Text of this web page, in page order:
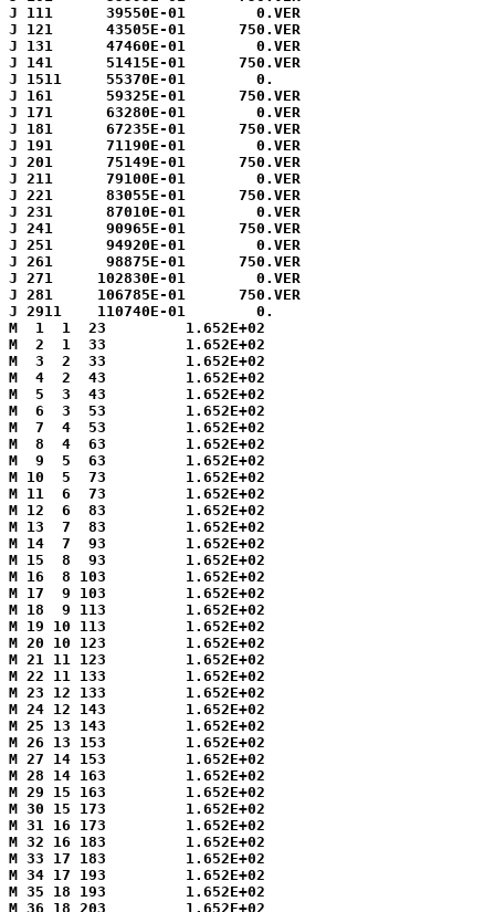
J 111      39550E-01        0.VER
J 121      43505E-01      750.VER
J 131      47460E-01        0.VER
J 141      51415E-01      750.VER
J 1511     55370E-01        0.
J 161      59325E-01      750.VER
J 171      63280E-01        0.VER
J 181      67235E-01      750.VER
J 191      71190E-01        0.VER
J 201      75149E-01      750.VER
J 211      79100E-01        0.VER
J 221      83055E-01      750.VER
J 231      87010E-01        0.VER
J 241      90965E-01      750.VER
J 251      94920E-01        0.VER
J 261      98875E-01      750.VER
J 271     102830E-01        0.VER
J 281     106785E-01      750.VER
J 2911    110740E-01        0.
M  1  1  23         1.652E+02
M  2  1  33         1.652E+02
M  3  2  33         1.652E+02
M  4  2  43         1.652E+02
M  5  3  43         1.652E+02
M  6  3  53         1.652E+02
M  7  4  53         1.652E+02
M  8  4  63         1.652E+02
M  9  5  63         1.652E+02
M 10  5  73         1.652E+02
M 11  6  73         1.652E+02
M 12  6  83         1.652E+02
M 13  7  83         1.652E+02
M 14  7  93         1.652E+02
M 15  8  93         1.652E+02
M 16  8 103         1.652E+02
M 17  9 103         1.652E+02
M 18  9 113         1.652E+02
M 19 10 113         1.652E+02
M 20 10 123         1.652E+02
M 21 11 123         1.652E+02
M 22 11 133         1.652E+02
M 23 12 133         1.652E+02
M 24 12 143         1.652E+02
M 25 13 143         1.652E+02
M 26 13 153         1.652E+02
M 27 14 153         1.652E+02
M 28 14 163         1.652E+02
M 29 15 163         1.652E+02
M 30 15 173         1.652E+02
M 31 16 173         1.652E+02
M 32 16 183         1.652E+02
M 33 17 183         1.652E+02
M 34 17 193         1.652E+02
M 35 18 193         1.652E+02
M 36 18 203         1.652E+02